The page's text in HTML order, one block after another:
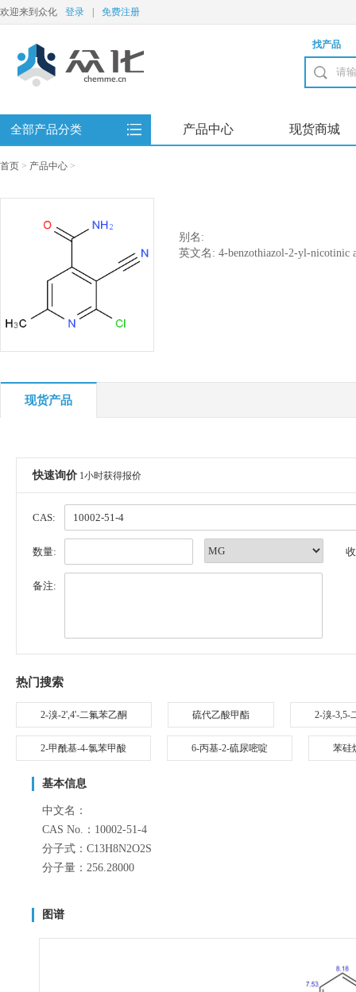
欢迎来到众化 登录 免费注册
找产品
全部产品分类 产品中心 现货商城
首页 > 产品中心 >
别名:
英文名: 4-benzothiazol-2-yl-nicotinic
现货产品
快速询价 1小时获得报价
CAS:
数量:
备注:
热门搜索
2-溴-2',4'-二氟苯乙酮 硫代乙酸甲酯 2-溴-3,5-
2-甲酰基-4-氯苯甲酸 6-丙基-2-硫尿嘧啶 苯硅
基本信息
中文名：
CAS No.：10002-51-4
分子式：C13H8N2O2S
分子量：256.28000
图谱